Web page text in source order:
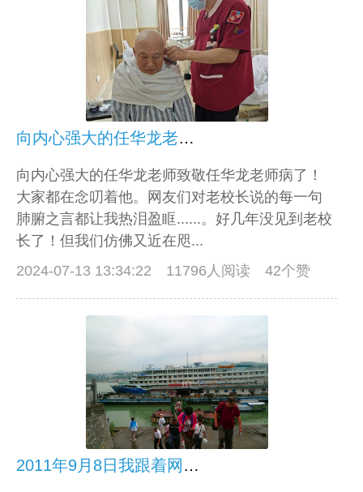
向内心强大的任华龙老师致敬
向内心强大的任华龙老师致敬任华龙老师病了！
大家都在念叨着他。网友们对老校长说的每一句
肺腑之言都让我热泪盈眶......。好几年没见到老校
长了！但我们仿佛又近在咫...
2024-07-13 13:34:22
11796人阅读 42个赞
2011年9月8日我跟着网站大部队去了伟人故里——韶山